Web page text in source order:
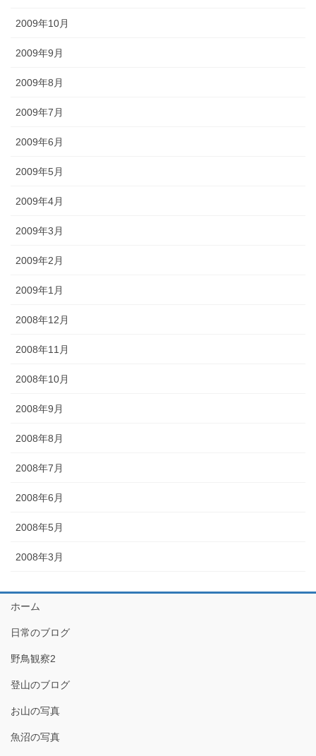
2009年10月
2009年9月
2009年8月
2009年7月
2009年6月
2009年5月
2009年4月
2009年3月
2009年2月
2009年1月
2008年12月
2008年11月
2008年10月
2008年9月
2008年8月
2008年7月
2008年6月
2008年5月
2008年3月
ホーム
日常のブログ
野鳥観察2
登山のブログ
お山の写真
魚沼の写真